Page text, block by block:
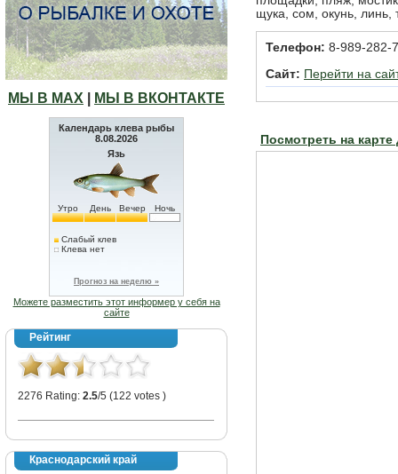
МЫ В МАХ МЫ В ВКОНТАКТЕ
Календарь клева рыбы
8.08.2026
Язь
Утро День Вечер Ночь
Слабый клев
Клева нет
Прогноз на неделю »
Можете разместить этот информер у себя на
сайте
Рейтинг
2276 Rating: 2.5/5 (122 votes )
Краснодарский край
щука, сом, окунь, линь,
Телефон: 8-989-282-
Сайт: Перейти на
Посмотреть на